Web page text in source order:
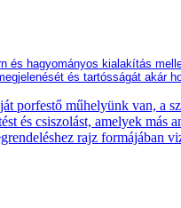
és hagyományos kialakítás
és tartósságát akár
porfestő műhelyünk van,
és csiszolást, amelyek
rajz